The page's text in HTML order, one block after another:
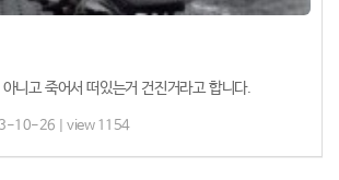
니고 죽어서 떠있는거 건진거라고 합니다.
10-26 | view 1154